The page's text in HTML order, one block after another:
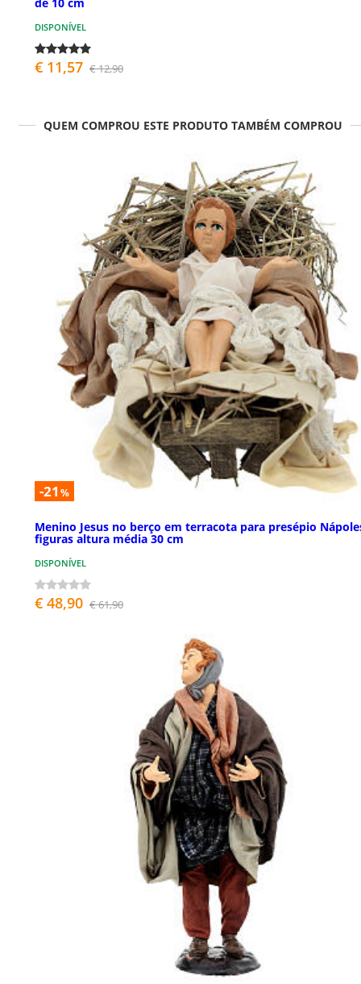
DISPONÍVEL
€ 11,57 € 12,90
QUEM COMPROU ESTE PRODUTO TAMBÉM COMPROU
-21 %
Menino Jesus no berço em terracota para presépio
figuras altura média 30 cm
DISPONÍVEL
€ 48,90 € 61,90